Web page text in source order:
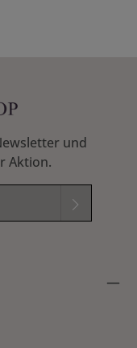
und
Aktion.